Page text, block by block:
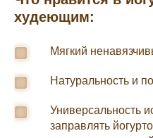
худеющим:
Мягкий
Натуральность и
Универсальность
заправлять